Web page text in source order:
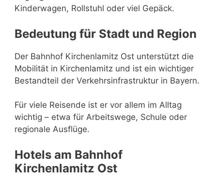
Kinderwagen, Rollstuhl oder viel Gepäck.
Bedeutung für Stadt und Region
Der Bahnhof Kirchenlamitz Ost unterstützt die
Mobilität in Kirchenlamitz und ist ein wichtiger
Bestandteil der Verkehrsinfrastruktur in Bayern.
Für viele Reisende ist er vor allem im Alltag
wichtig – etwa für Arbeitswege, Schule oder
regionale Ausflüge.
Hotels am Bahnhof
Kirchenlamitz Ost